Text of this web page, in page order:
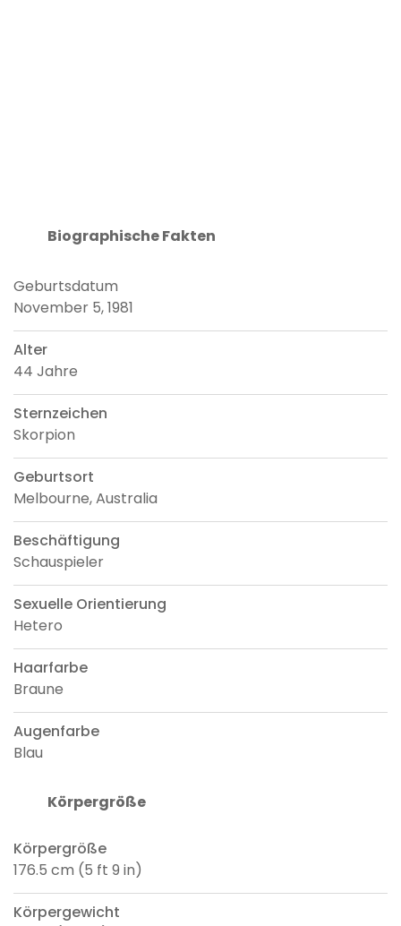
Biographische Fakten
Geburtsdatum
November 5, 1981
Alter
44 Jahre
Sternzeichen
Skorpion
Geburtsort
Melbourne, Australia
Beschäftigung
Schauspieler
Sexuelle Orientierung
Hetero
Haarfarbe
Braune
Augenfarbe
Blau
Körpergröße
Körpergröße
176.5 cm (5 ft 9 in)
Körpergewicht